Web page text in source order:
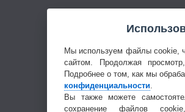
Мы используем файлы cookie,
сайтом. Продолжая
Подробнее о том, как мы
конфиденциальности
Вы также можете
сохранение файлов